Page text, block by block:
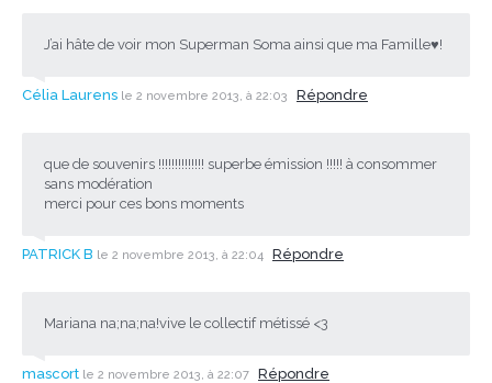
J’ai hâte de voir mon Superman Soma ainsi que ma Famille♥!
Célia Laurens le 2 novembre 2013, à 22:03 Répondre
que de souvenirs !!!!!!!!!!!!!! superbe émission !!!!! à consommer
sans modération
merci pour ces bons moments
PATRICK B le 2 novembre 2013, à 22:04 Répondre
Mariana na;na;na!vive le collectif métissé <3
mascort le 2 novembre 2013, à 22:07 Répondre